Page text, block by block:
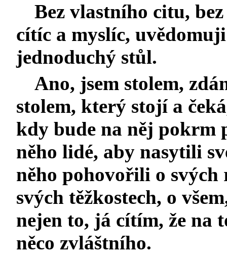
Bez vlastního citu,
cítíc a myslíc,
jednoduchý stůl.
Ano, jsem stolem,
stolem, který stojí a
kdy bude na něj pokrm
něho lidé, aby nasytili
něho pohovořili o svých
svých těžkostech, o
nejen to, já cítím, že na
něco zvláštního.